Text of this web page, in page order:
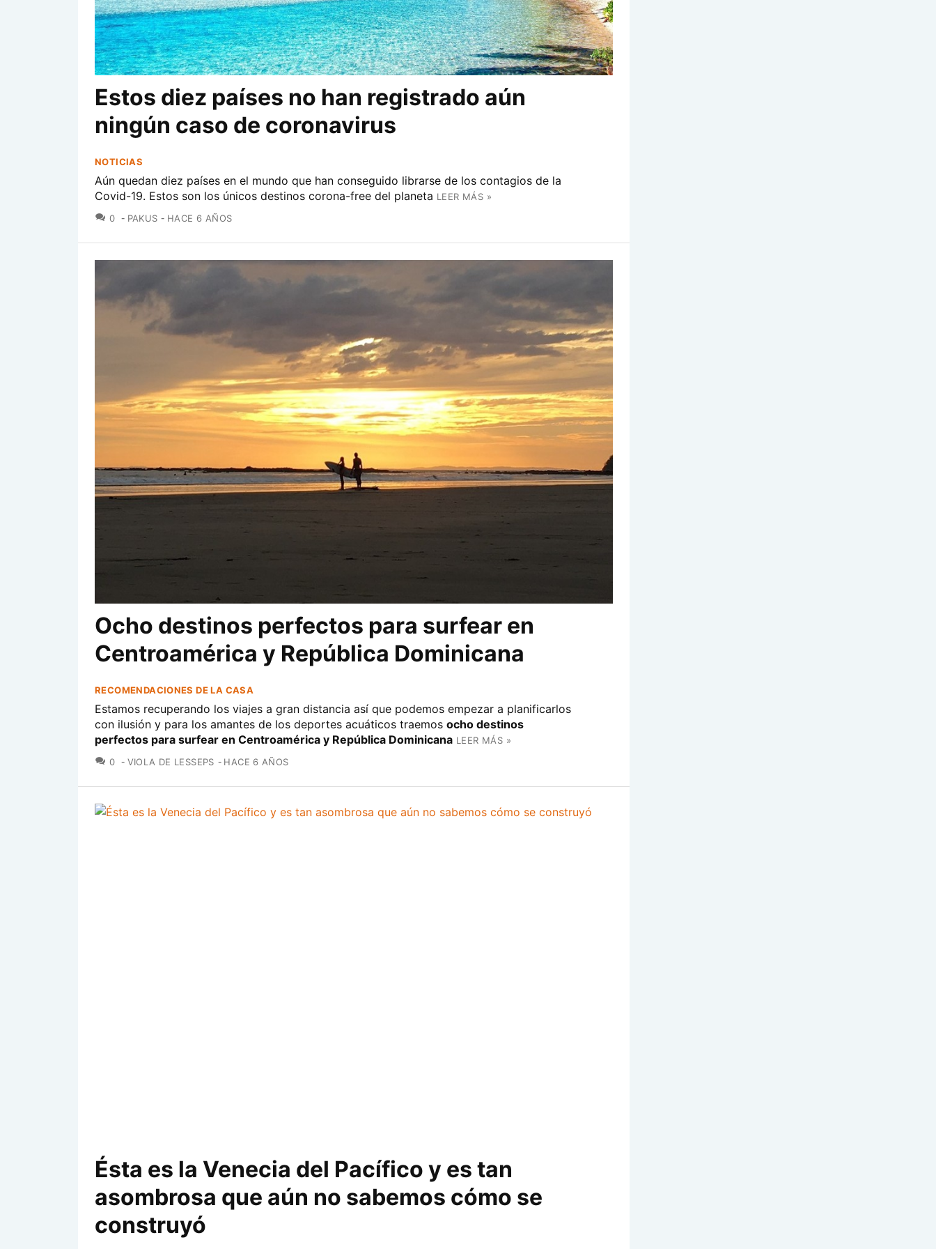
Estos diez países no han registrado aún
ningún caso de coronavirus
NOTICIAS
Aún quedan diez países en el mundo que han conseguido librarse de los contagios de la
Covid-19. Estos son los únicos destinos corona-free del planeta LEER MÁS »
0 COMENTARIOS
PAKUS HACE 6 AÑOS
Ocho destinos perfectos para surfear en
Centroamérica y República Dominicana
RECOMENDACIONES DE LA CASA
Estamos recuperando los viajes a gran distancia así que podemos empezar a planificarlos
con ilusión y para los amantes de los deportes acuáticos traemos ocho destinos
perfectos para surfear en Centroamérica y República Dominicana LEER MÁS »
0 COMENTARIOS
VIOLA DE LESSEPS HACE 6 AÑOS
Ésta es la Venecia del Pacífico y es tan
asombrosa que aún no sabemos cómo se
construyó